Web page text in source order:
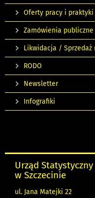
Oferty pracy i
Zamówienia publiczne
Likwidacja / Sprzedaż
RODO
Newsletter
Infografiki
Urząd Statystyczny
w Szczecinie
ul. Jana Matejki 22